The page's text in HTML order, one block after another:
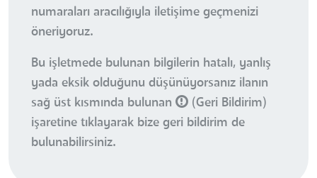
numaraları aracılığıyla iletişime geçmenizi
öneriyoruz.
Bu işletmede bulunan bilgilerin hatalı, yanlış
yada eksik olduğunu düşünüyorsanız ilanın
sağ üst kısmında bulunan
(Geri Bildirim)
işaretine tıklayarak bize geri bildirim de
bulunabilirsiniz.